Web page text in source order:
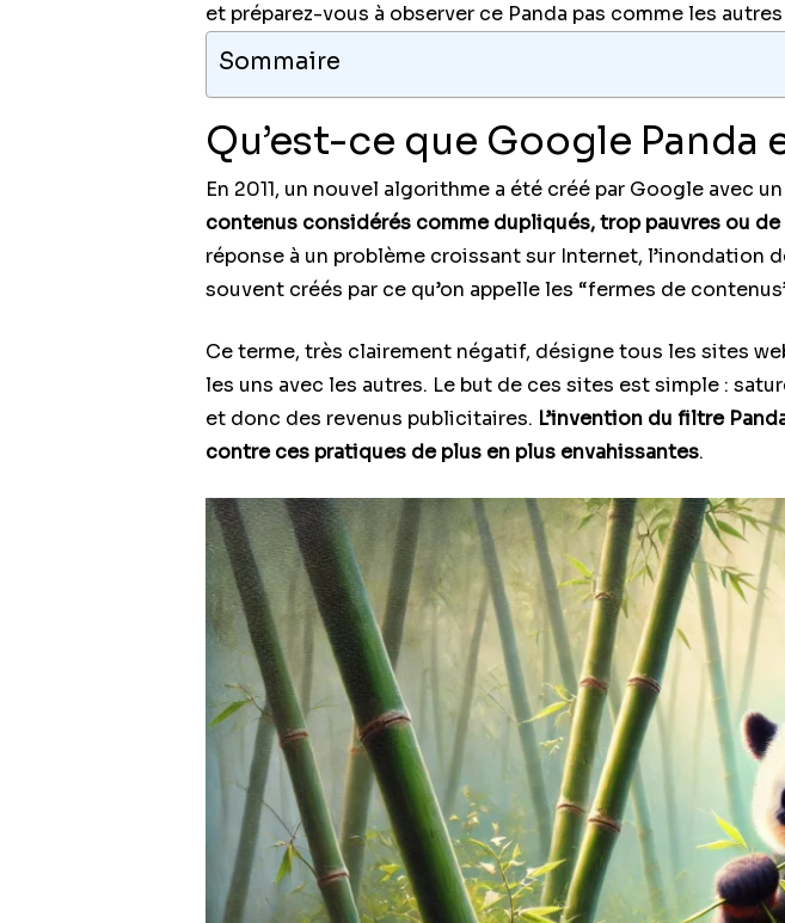
et préparez-vous à observer ce Panda pas comme les
Sommaire
Qu’est-ce que Google
En 2011, un nouvel algorithme a été créé par Google avec
contenus considérés comme dupliqués, trop pauvres ou
réponse à un problème croissant sur Internet, l’inondation
souvent créés par ce qu’on appelle les “fermes de
Ce terme, très clairement négatif, désigne tous les sites
les uns avec les autres. Le but de ces sites est simple :
et donc des revenus publicitaires. L’invention du filtre
contre ces pratiques de plus en plus envahissantes.